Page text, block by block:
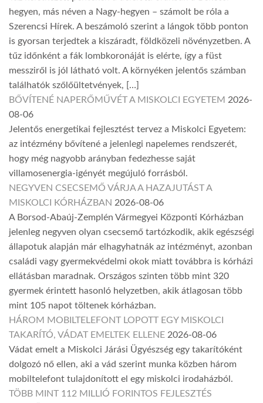
hegyen, más néven a Nagy-hegyen – számolt be róla a
Szerencsi Hírek. A beszámoló szerint a lángok több ponton
is gyorsan terjedtek a kiszáradt, földközeli növényzetben. A
tűz időnként a fák lombkoronáját is elérte, így a füst
messziről is jól látható volt. A környéken jelentős számban
találhatók szőlőültetvények, […]
BŐVÍTENÉ NAPERŐMŰVÉT A MISKOLCI EGYETEM 2026-
08-06
Jelentős energetikai fejlesztést tervez a Miskolci Egyetem:
az intézmény bővítené a jelenlegi napelemes rendszerét,
hogy még nagyobb arányban fedezhesse saját
villamosenergia-igényét megújuló forrásból.
NEGYVEN CSECSEMŐ VÁRJA A HAZAJUTÁST A
MISKOLCI KÓRHÁZBAN 2026-08-06
A Borsod-Abaúj-Zemplén Vármegyei Központi Kórházban
jelenleg negyven olyan csecsemő tartózkodik, akik egészségi
állapotuk alapján már elhagyhatnák az intézményt, azonban
családi vagy gyermekvédelmi okok miatt továbbra is kórházi
ellátásban maradnak. Országos szinten több mint 320
gyermek érintett hasonló helyzetben, akik átlagosan több
mint 105 napot töltenek kórházban.
HÁROM MOBILTELEFONT LOPOTT EGY MISKOLCI
TAKARÍTÓ, VÁDAT EMELTEK ELLENE 2026-08-06
Vádat emelt a Miskolci Járási Ügyészség egy takarítóként
dolgozó nő ellen, aki a vád szerint munka közben három
mobiltelefont tulajdonított el egy miskolci irodaházból.
TÖBB MINT 112 MILLIÓ FORINTOS FEJLESZTÉS